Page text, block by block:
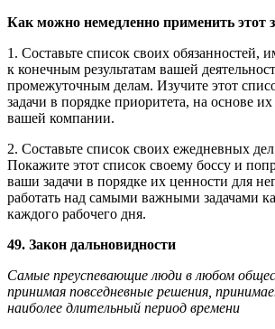
Как можно немедленно применить этот
1. Составьте список своих
к конечным результатам вашей
промежуточным делам. Изучите этот
задачи в порядке приоритета, на основе
вашей компании.
2. Составьте список своих ежедневных
Покажите этот список своему боссу и
ваши задачи в порядке их ценности для
работать над самыми важными задачами
каждого рабочего дня.
49. Закон дальновидности
Самые преуспевающие люди в любом
принимая повседневные решения,
наиболее длительный период времени